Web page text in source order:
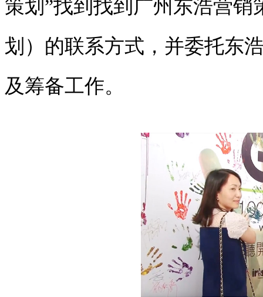
策划”找到找到广州东浩营
划）的联系方式，并委托东
及筹备工作。